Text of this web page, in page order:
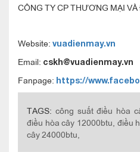
CÔNG TY CP THƯƠNG MẠI
Website: vuadienmay.vn
Email: cskh@vuadienmay.vn
Fanpage: https://
TAGS: công suất điều hòa
điều hòa cây 12000btu, điều
cây 24000btu,